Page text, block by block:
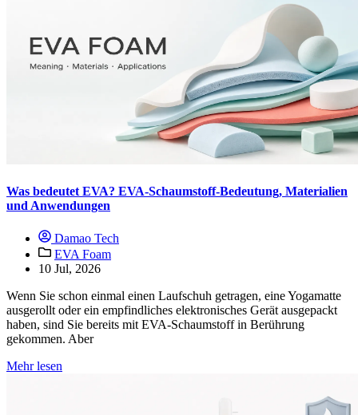
Was bedeutet EVA? EVA-Schaumstoff-Bedeutung, Materialien
und Anwendungen
Damao Tech
EVA Foam
10 Jul, 2026
Wenn Sie schon einmal einen Laufschuh getragen, eine Yogamatte
ausgerollt oder ein empfindliches elektronisches Gerät ausgepackt
haben, sind Sie bereits mit EVA-Schaumstoff in Berührung
gekommen. Aber
Mehr lesen